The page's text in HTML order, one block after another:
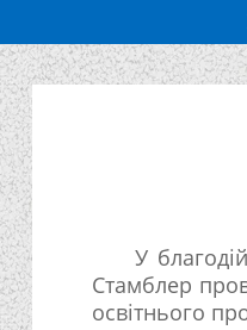
У
Стамблер
освітнього